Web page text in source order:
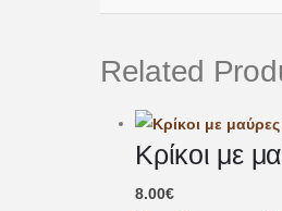
Related
Κρίκοι με
8.00€